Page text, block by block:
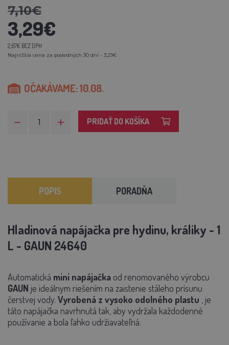
7,10€
3,29€
2,67€ BEZ DPH
Najnižšia cena za posledných 30 dní - 3,29€
OČAKÁVAME: 10.08.
PRIDAŤ DO KOŠÍKA
POPIS PORADŇA
Hladinová napájačka pre hydinu, králiky - 1
L - GAUN 24640
Automatická mini napájačka od renomovaného výrobcu
GAUN je ideálnym riešením na zaistenie stáleho prísunu
čerstvej vody. Vyrobená z vysoko odolného plastu , je
táto napájačka navrhnutá tak, aby vydržala každodenné
používanie a bola ľahko udržiavateľná.